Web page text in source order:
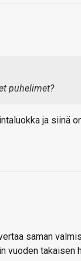
puhelimet?
ja siinä
saman
vuoden